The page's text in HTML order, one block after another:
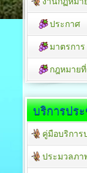
ประกาศ
มาตรการ
กฎหมาย
บริการปร
คู่มือบริกา
ประมวลภา